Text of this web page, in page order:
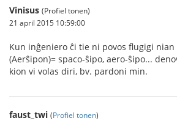
Vinisus (Profiel tonen)
21 april 2015 10:59:00
Kun inĝeniero ĉi tie ni povos flugigi nian
(Aerŝipon)= spaco-ŝipo, aero-ŝipo...
kion vi volas diri, bv. pardoni min.
faust_twi (Profiel tonen)